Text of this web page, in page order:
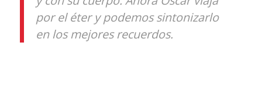
por el éter y podemos sintonizarlo
en los mejores recuerdos.